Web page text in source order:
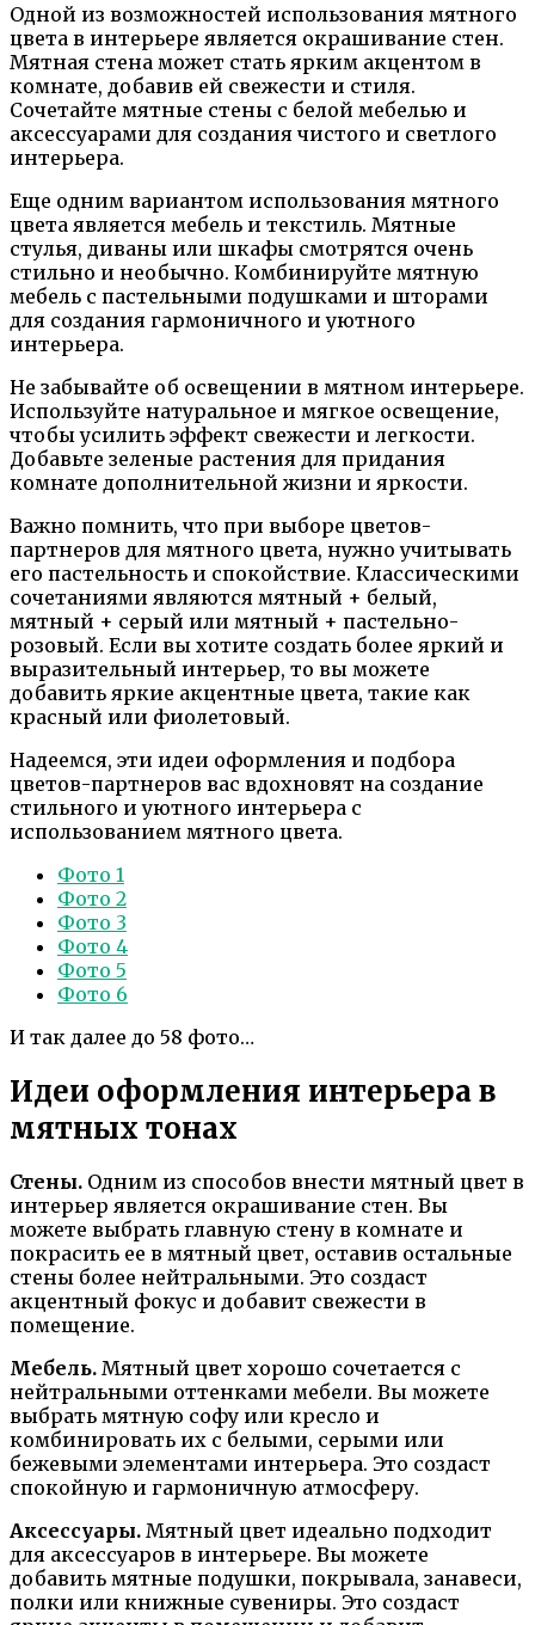
Одной из возможностей использования мятного
цвета в интерьере является окрашивание стен.
Мятная стена может стать ярким акцентом в
комнате, добавив ей свежести и стиля.
Сочетайте мятные стены с белой мебелью и
аксессуарами для создания чистого и светлого
интерьера.
Еще одним вариантом использования мятного
цвета является мебель и текстиль. Мятные
стулья, диваны или шкафы смотрятся очень
стильно и необычно. Комбинируйте мятную
мебель с пастельными подушками и шторами
для создания гармоничного и уютного
интерьера.
Не забывайте об освещении в мятном интерьере.
Используйте натуральное и мягкое освещение,
чтобы усилить эффект свежести и легкости.
Добавьте зеленые растения для придания
комнате дополнительной жизни и яркости.
Важно помнить, что при выборе цветов-
партнеров для мятного цвета, нужно учитывать
его пастельность и спокойствие. Классическими
сочетаниями являются мятный + белый,
мятный + серый или мятный + пастельно-
розовый. Если вы хотите создать более яркий и
выразительный интерьер, то вы можете
добавить яркие акцентные цвета, такие как
красный или фиолетовый.
Надеемся, эти идеи оформления и подбора
цветов-партнеров вас вдохновят на создание
стильного и уютного интерьера с
использованием мятного цвета.
Фото 1
Фото 2
Фото 3
Фото 4
Фото 5
Фото 6
И так далее до 58 фото…
Идеи оформления интерьера в
мятных тонах
Стены. Одним из способов внести мятный цвет в
интерьер является окрашивание стен. Вы
можете выбрать главную стену в комнате и
покрасить ее в мятный цвет, оставив остальные
стены более нейтральными. Это создаст
акцентный фокус и добавит свежести в
помещение.
Мебель. Мятный цвет хорошо сочетается с
нейтральными оттенками мебели. Вы можете
выбрать мятную софу или кресло и
комбинировать их с белыми, серыми или
бежевыми элементами интерьера. Это создаст
спокойную и гармоничную атмосферу.
Аксессуары. Мятный цвет идеально подходит
для аксессуаров в интерьере. Вы можете
добавить мятные подушки, покрывала, занавеси,
полки или книжные сувениры. Это создаст